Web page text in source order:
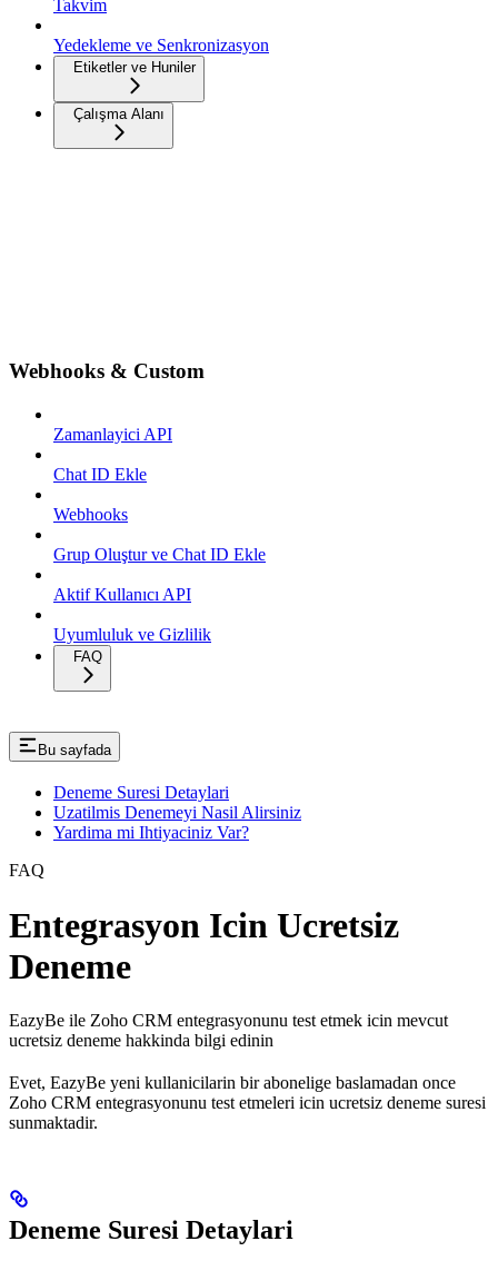
Takvim
Yedekleme ve Senkronizasyon
Etiketler ve Huniler
Çalışma Alanı
Webhooks & Custom
Zamanlayici API
Chat ID Ekle
Webhooks
Grup Oluştur ve Chat ID Ekle
Aktif Kullanıcı API
Uyumluluk ve Gizlilik
FAQ
Bu sayfada
Deneme Suresi Detaylari
Uzatilmis Denemeyi Nasil Alirsiniz
Yardima mi Ihtiyaciniz Var?
FAQ
Entegrasyon Icin Ucretsiz
Deneme
EazyBe ile Zoho CRM entegrasyonunu test etmek icin mevcut
ucretsiz deneme hakkinda bilgi edinin
Evet, EazyBe yeni kullanicilarin bir abonelige baslamadan once
Zoho CRM entegrasyonunu test etmeleri icin ucretsiz deneme suresi
sunmaktadir.
Deneme Suresi Detaylari